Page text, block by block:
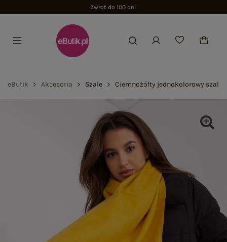
Zwrot do 100 dni
eButik Akcesoria Szale Ciemnożółty jednokolorowy szal